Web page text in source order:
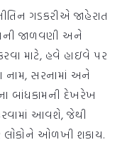
ગડકરીએ જાહેરાત
જાળવણી અને
માટે, હવે હાઇવે પર
નામ, સરનામાં અને
બાંધકામની દેખરેખ
આવશે, જેથી
લોકોને ઓળખી શકાય.